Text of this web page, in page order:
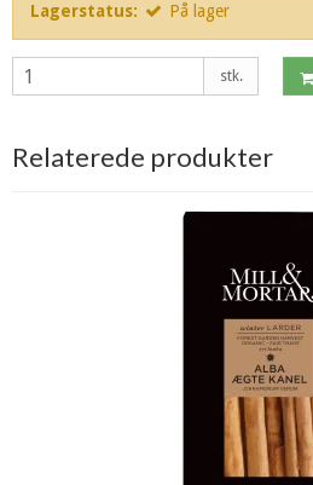
Lagerstatus: På lager
stk.
Relaterede produkter